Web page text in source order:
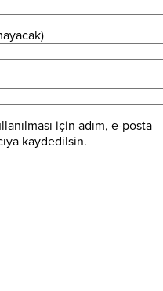
için adım, e-posta
kaydedilsin.